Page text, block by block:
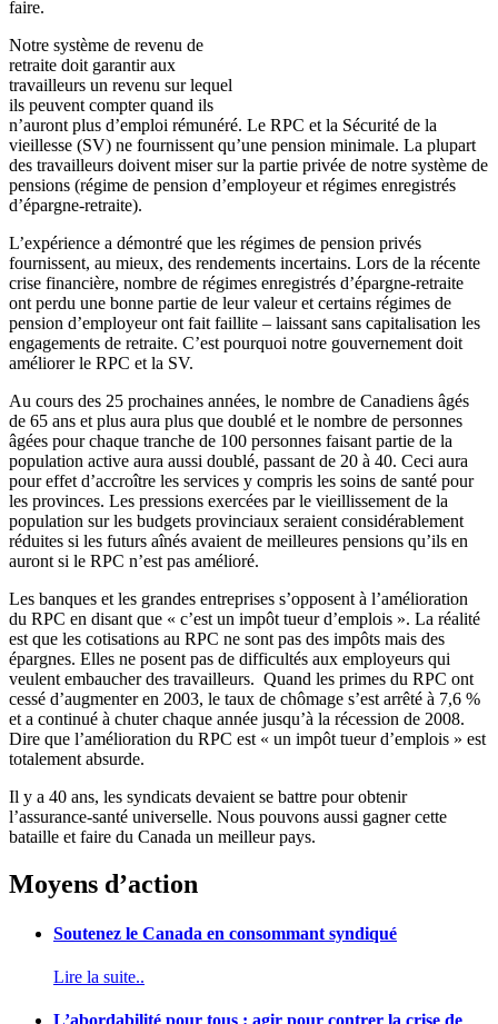
faire.
Notre système de revenu de
retraite doit garantiraux
travailleurs un revenu sur lequel
ils peuvent compter quand ils
n’aurontplus d’emploi rémunéré. Le RPC et la Sécurité de la
vieillesse (SV) ne fournissent qu’une pension minimale. La plupart
des travailleurs doiventmisersurla partie privée de notre système de
pensions (régime de pension d’employeuretrégimes enregistrés
d’épargne-retraite).
L’expérience a démontré que les régimes de pension privés
fournissent, au mieux, des rendements incertains. Lors de la récente
crise financière, nombre de régimes enregistrés d’épargne-retraite
ont perdu une bonne partie de leur valeuretcertains régimes de
pension d’employeur ontfaitfaillite – laissantsans capitalisation les
engagements de retraite. C’est pourquoi notre gouvernement doit
améliorerle RPC et la SV.
Au cours des 25 prochaines années, le nombre de Canadiens âgés
de 65 ans et plus aura plus que doublé et le nombre de personnes
âgées pourchaque tranche de 100 personnes faisant partie de la
population active aura aussi doublé, passant de 20 à 40. Ceci aura
poureffet d’accroître les services y compris les soins de santé pour
les provinces. Les pressions exercées par le vieillissementde la
population surles budgets provinciaux seraient considérablement
réduites si les futurs aînés avaientde meilleures pensions qu’ils en
auront si le RPC n’estpas amélioré.
Les banques et les grandes entreprises s’opposent à l’amélioration
du RPC en disant que « c’estun impôt tueur d’emplois ». La réalité
est que les cotisations au RPC ne sontpas des impôts mais des
épargnes. Elles ne posentpas de difficultés aux employeurs qui
veulent embaucherdes travailleurs. Quand les primes du RPC ont
cessé d’augmenteren 2003, le taux de chômage s’est arrêté à 7,6 %
et a continué à chuter chaque année jusqu’à la récession de 2008.
Dire que l’amélioration du RPC est« un impôt tueur d’emplois » est
totalement absurde.
Il y a 40 ans, les syndicats devaientse battre pourobtenir
l’assurance-santé universelle. Nous pouvons aussi gagner cette
bataille et faire du Canada un meilleurpays.
Moyens d’action
Soutenez le Canada en consommant syndiqué
Lire la suite..